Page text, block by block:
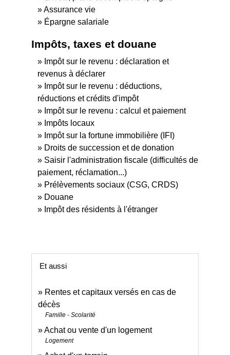
Assurance vie
Épargne salariale
Impôts, taxes et douane
Impôt sur le revenu : déclaration et
revenus à déclarer
Impôt sur le revenu : déductions,
réductions et crédits d'impôt
Impôt sur le revenu : calcul et paiement
Impôts locaux
Impôt sur la fortune immobilière (IFI)
Droits de succession et de donation
Saisir l'administration fiscale (difficultés de
paiement, réclamation...)
Prélèvements sociaux (CSG, CRDS)
Douane
Impôt des résidents à l'étranger
Et aussi
Rentes et capitaux versés en cas de
décès
Famille - Scolarité
Achat ou vente d'un logement
Logement